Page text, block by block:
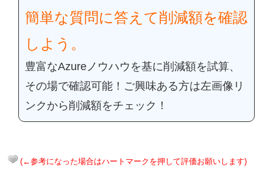
簡単な質問に答えて削減額を確認
しよう。
豊富なAzure ノウハウを基に削減額を試算、
その場で確認可能！ ご興味ある方は左画像リ
ンクから削減額をチェック！
(←参考になった場合はハートマークを押して評価お願いします)